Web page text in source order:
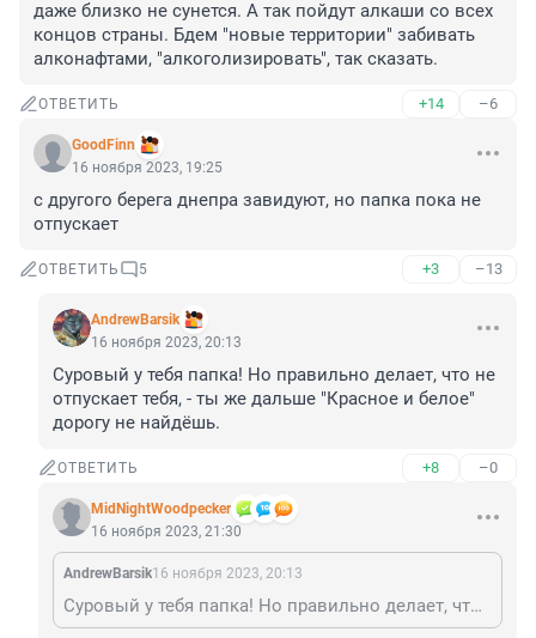
даже близко не сунется. А так пойдут алкаши со всех
концов страны. Бдем "новые территории" забивать
алконафтами, "алкоголизировать", так сказать.
ОТВЕТИТЬ +14 –6
GoodFinn
16 ноября 2023, 19:25
с другого берега днепра завидуют, но папка пока не
отпускает
ОТВЕТИТЬ 5 +3 –13
AndrewBarsik
16 ноября 2023, 20:13
Суровый у тебя папка! Но правильно делает, что не
отпускает тебя, - ты же дальше "Красное и белое"
дорогу не найдёшь.
ОТВЕТИТЬ +8 –0
MidNightWoodpecker
16 ноября 2023, 21:30
AndrewBarsik16 ноября 2023, 20:13
Суровый у тебя папка! Но правильно делает, что не отпускает тебя, - ты же дальше "Красное и белое" дорогу не найдёшь.